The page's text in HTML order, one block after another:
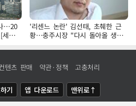
…20
세제
'리센느 논란' 김선태, 초췌한 근
황…충주시장 "다시 돌아올 생
각?"
텐츠 판매 약관·정책 고충처리
기 앱 다운로드 맨위로↑